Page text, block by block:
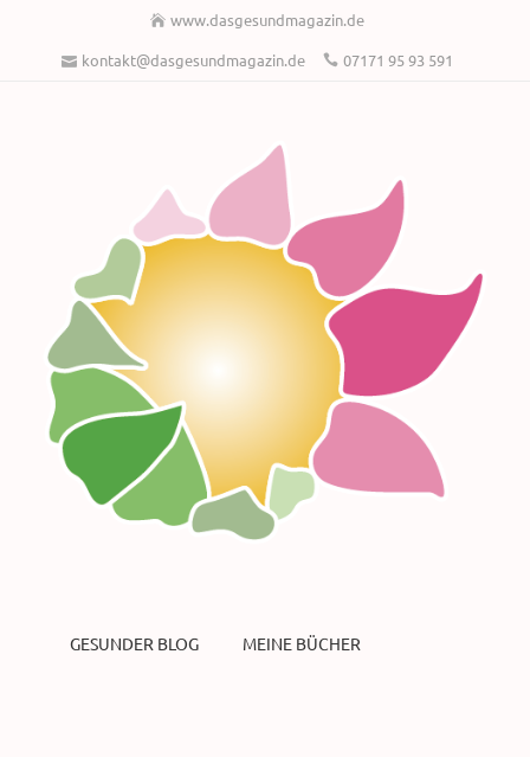
www.dasgesundmagazin.de
kontakt@dasgesundmagazin.de
07171 95 93 591
GESUNDER BLOG MEINE BÜCHER